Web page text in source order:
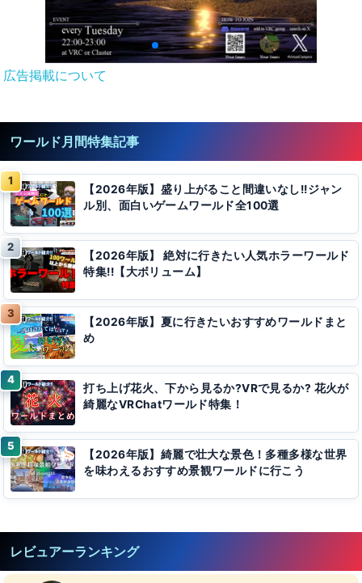
広告掲載について
ワールド月間特集記事
【2026年版】盛り上がること間違いなし!!ジャン
ル別、面白いゲームワールド全100選
【2026年版】 絶対に行きたい人気ホラーワールド
特集!!【大ボリューム】
【2026年版】夏に行きたいおすすめワールドまと
め
打ち上げ花火、下から見るか?VRで見るか? 花火が
綺麗なVRChatワールド特集！
【2026年版】綺麗で壮大な景色！多種多様な世界
を味わえるおすすめ景観ワールドに行こう
レビュアーランキング